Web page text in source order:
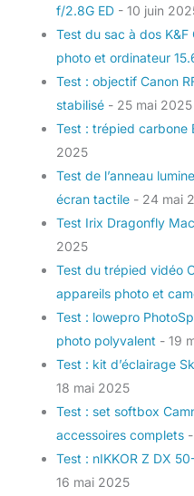
f/2.8G ED - 10 juin
Test du sac à dos
photo et ordinateur
Test : objectif Canon
stabilisé - 25 mai 2025
Test : trépied carbone
2025
Test de l’anneau
écran tactile - 24 mai
Test Irix Dragonfly
2025
Test du trépied vidéo
appareils photo et
Test : lowepro
photo polyvalent - 19
Test : kit d’éclairage
18 mai 2025
Test : set softbox
accessoires complets
Test : nIKKOR Z DX
16 mai 2025